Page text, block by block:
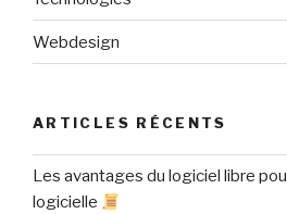
Webdesign
ARTICLES RÉCENTS
Les avantages du logiciel libre
logicielle